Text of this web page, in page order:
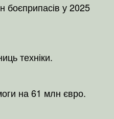
боєприпасів у 2025
техніки.
на 61 млн євро.